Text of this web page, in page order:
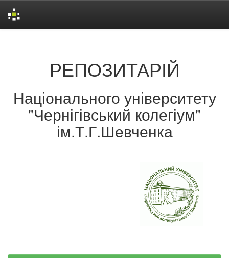
РЕПОЗИТАРІЙ
Національного університету
"Чернігівський колегіум"
ім.Т.Г.Шевченка